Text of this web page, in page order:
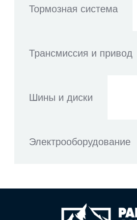
Тормозная система
Трансмиссия и привод
Шины и диски
Электрооборудование